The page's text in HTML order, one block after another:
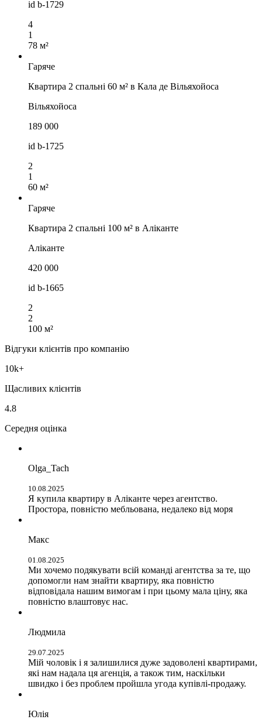
id b-1729
4
1
78 м²
Гаряче
Квартира 2 спальні 60 м² в Кала де Вільяхойоса
Вільяхойоса
189 000
id b-1725
2
1
60 м²
Гаряче
Квартира 2 спальні 100 м² в Аліканте
Аліканте
420 000
id b-1665
2
2
100 м²
Відгуки клієнтів про компанію
10k+
Щасливих клієнтів
4.8
Середня оцінка
Olga_Tach
10.08.2025
Я купила квартиру в Аліканте через агентство.
Простора, повністю мебльована, недалеко від моря
Макс
01.08.2025
Ми хочемо подякувати всій команді агентства за те, що
допомогли нам знайти квартиру, яка повністю
відповідала нашим вимогам і при цьому мала ціну, яка
повністю влаштовує нас.
Людмила
29.07.2025
Мій чоловік і я залишилися дуже задоволені квартирами,
які нам надала ця агенція, а також тим, наскільки
швидко і без проблем пройшла угода купівлі-продажу.
Юлія